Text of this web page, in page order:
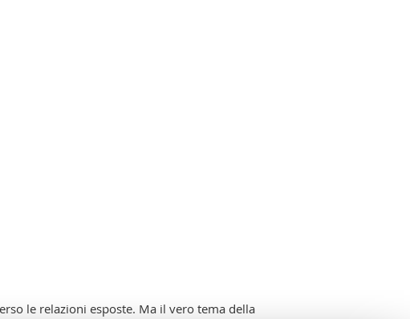
le relazioni esposte. Ma il vero tema della